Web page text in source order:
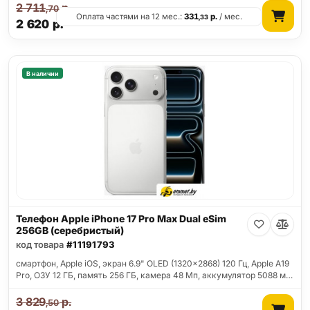
2 620 р.
2 711,70р.
Оплата частями на 12 мес.:331,33 р. / мес.
В наличии
Телефон Apple iPhone 17 Pro Max Dual eSim
256GB (серебристый)
код товара #11191793
смартфон, Apple iOS, экран 6.9" OLED (1320x2868) 120 Гц, Apple A19
Pro, ОЗУ 12 ГБ, память 256 ГБ, камера 48 Мп, аккумулятор 5088 м…
3 829,50р.